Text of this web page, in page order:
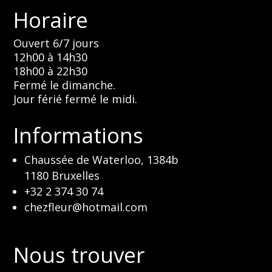
Horaire
Ouvert 6/7 jours
12h00 à 14h30
18h00 à 22h30
Fermé le dimanche.
Jour férié fermé le midi.
Informations
Chaussée de Waterloo, 1384b
1180 Bruxelles
+32 2 374 30 74
chezfleur@hotmail.com
Nous trouver